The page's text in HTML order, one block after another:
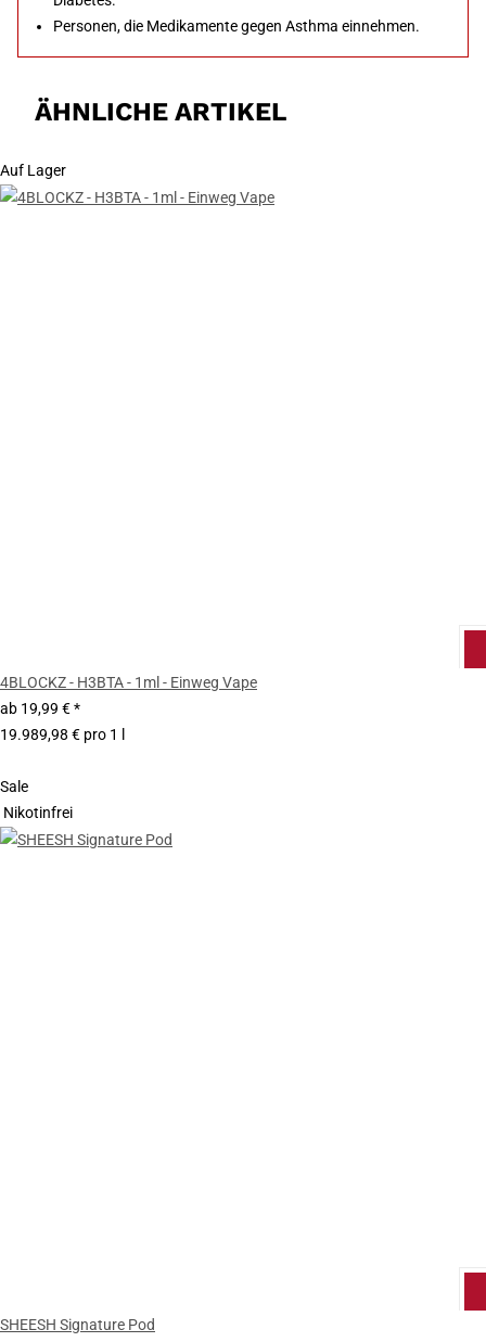
Personen, die Medikamente gegen Asthma einnehmen.
ÄHNLICHE ARTIKEL
Auf Lager
4BLOCKZ - H3BTA - 1ml - Einweg Vape
ab 19,99 €*
19.989,98 € pro 1 l
Sale
Nikotinfrei
SHEESH Signature Pod